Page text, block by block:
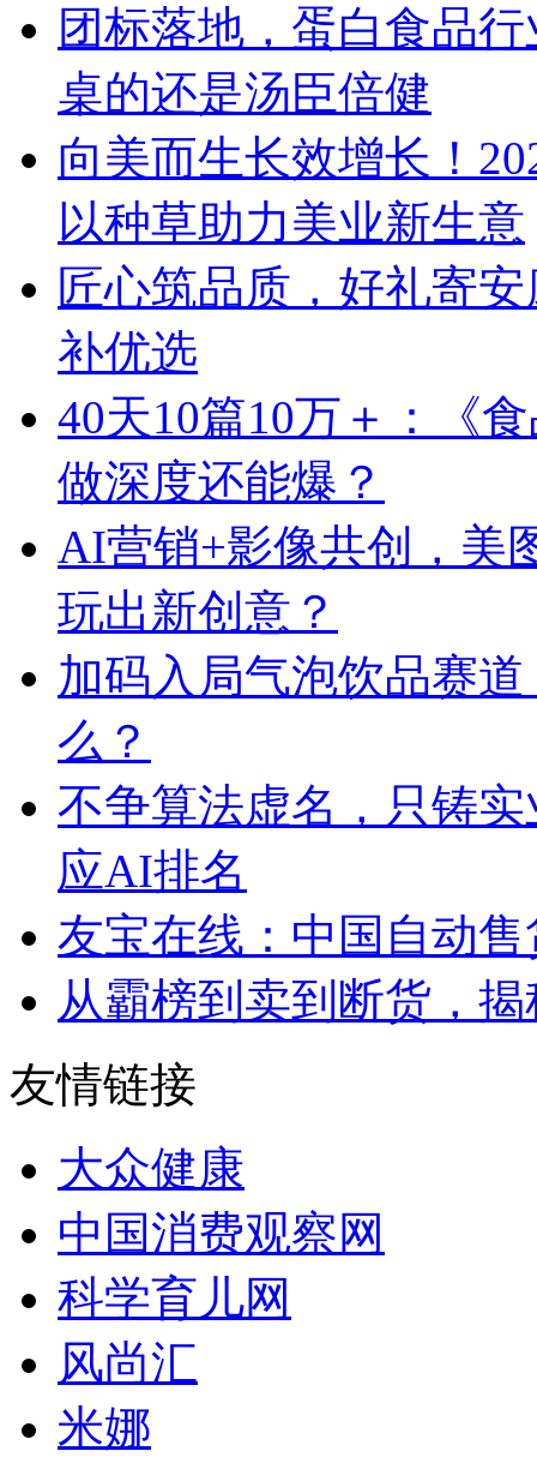
团标落地，蛋白食品
桌的还是汤臣倍健
向美而生长效增长！
以种草助力美业新生意
匠心筑品质，好礼寄
补优选
40天10篇10万＋：《
做深度还能爆？
AI营销+影像共创，美
玩出新创意？
加码入局气泡饮品赛
么？
不争算法虚名，只铸
应AI排名
友宝在线：中国自动
从霸榜到卖到断货，
友情链接
大众健康
中国消费观察网
科学育儿网
风尚汇
米娜